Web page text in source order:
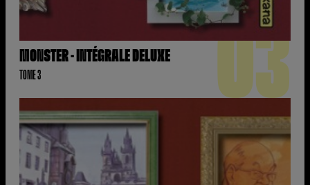
MONSTER - INTÉGRALE DELUXE
TOME 3 03